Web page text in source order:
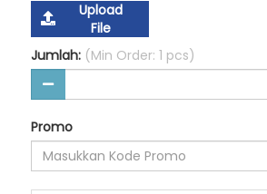
Upload
File
Jumlah: (Min Order: 1 pcs)
Promo